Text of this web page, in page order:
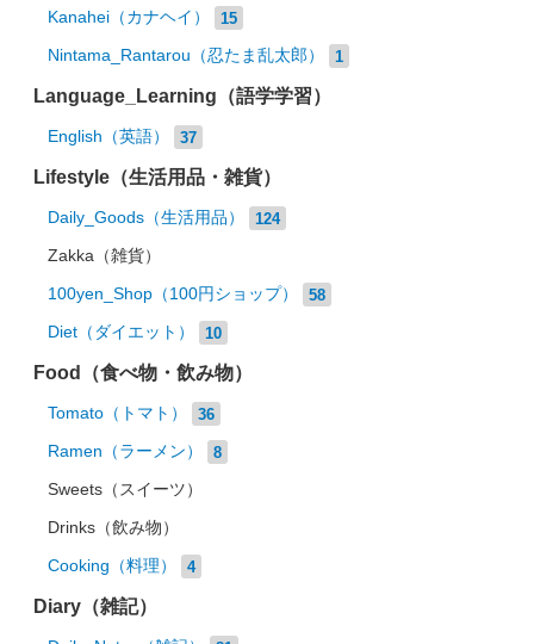
Kanahei（カナヘイ） 15
Nintama_Rantarou（忍たま乱太郎） 1
Language_Learning（語学学習）
English（英語） 37
Lifestyle（生活用品・雑貨）
Daily_Goods（生活用品） 124
Zakka（雑貨）
100yen_Shop（100円ショップ） 58
Diet（ダイエット） 10
Food（食べ物・飲み物）
Tomato（トマト） 36
Ramen（ラーメン） 8
Sweets（スイーツ）
Drinks（飲み物）
Cooking（料理） 4
Diary（雑記）